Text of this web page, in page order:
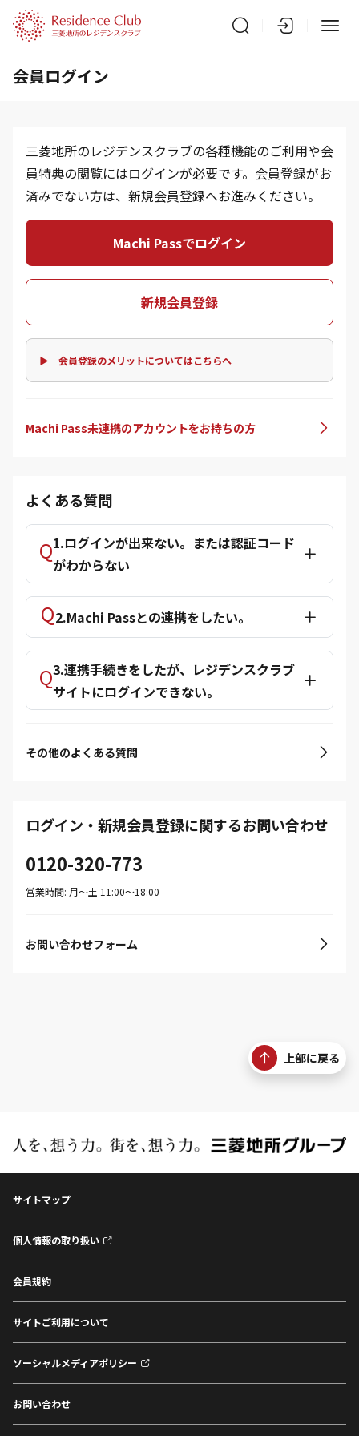
会員ログイン
三菱地所のレジデンスクラブの各種機能のご利用や会
員特典の閲覧にはログインが必要です。会員登録がお
済みでない方は、新規会員登録へお進みください。
Machi Passでログイン
新規会員登録
▶ 会員登録のメリットについてはこちらへ
Machi Pass未連携のアカウントをお持ちの方
よくある質問
1.ログインが出来ない。または認証コード
がわからない
2.Machi Passとの連携をしたい。
3.連携手続きをしたが、レジデンスクラブ
サイトにログインできない。
その他のよくある質問
ログイン・新規会員登録に関するお問い合わせ
0120-320-773
営業時間: 月〜土 11:00〜18:00
お問い合わせフォーム
上部に戻る
サイトマップ
個人情報の取り扱い
会員規約
サイトご利用について
ソーシャルメディアポリシー
お問い合わせ